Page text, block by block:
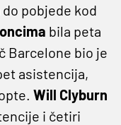
pobjede kod
bila peta
Barcelone bio je
asistencija,
Will Clyburn
i četiri